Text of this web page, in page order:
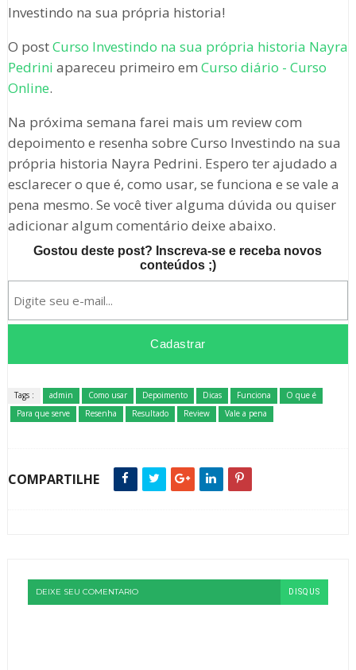
Investindo na sua própria historia!
O postCurso Investindo na sua própria historia Nayra
Pedrini apareceu primeiro em Curso diário - Curso
Online.
Na próxima semana farei mais um review com
depoimento e resenha sobre Curso Investindo na sua
própria historia Nayra Pedrini. Espero ter ajudado a
esclarecer o que é, como usar, se funciona e se vale a
pena mesmo. Se você tiver alguma dúvida ou quiser
adicionar algum comentário deixe abaixo.
Gostou deste post? Inscreva-se e receba novos
conteúdos ;)
Tags : admin Como usar Depoimento Dicas Funciona
O que é
Para que serve
Resenha Resultado Review Vale a pena
COMPARTILHE
DEIXE SEU COMENTARIO DISQUS